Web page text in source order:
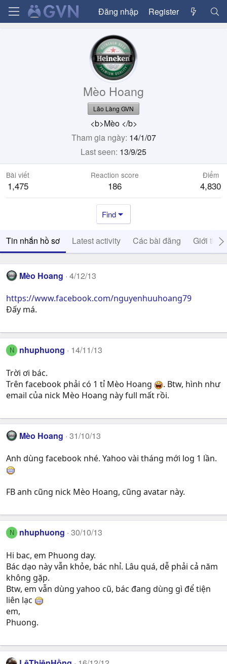
Đăng nhập Register
Mèo Hoang
Lão Làng GVN
<b>Mèo </b>
Tham gia ngày 14/1/07
Last seen 13/9/25
Bài viết
1,475
Reaction score
186
Điểm
4,830
Find
Tin nhắn hồ sơ Latest activity Các bài đăng Giới thiệu
Mèo Hoang 4/12/13
https://www.facebook.com/nguyenhuuhoang79
Đấy má.
N nhuphuong 14/11/13
Trời ơi bác.
Trên facebook phải có 1 tỉ Mèo Hoang
. Btw, hình như
email của nick Mèo Hoang này full mất rồi.
Mèo Hoang 31/10/13
Anh dùng facebook nhé. Yahoo vài tháng mới log 1 lần.
FB anh cũng nick Mèo Hoang, cũng avatar này.
N nhuphuong 30/10/13
Hi bac, em Phuong day.
Bác dạo này vẫn khỏe, bác nhỉ. Lâu quá, dễ phải cả năm
không gặp.
Btw, em vẫn dùng yahoo cũ, bác đang dùng gì để tiện
liên lạc
em,
Phuong.